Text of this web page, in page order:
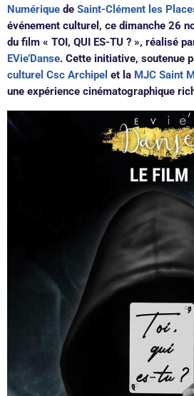
Numérique de Saint-Clément les
événement culturel, ce dimanche 26
du film « TOI, QUI ES-TU ? », réalisé
EVie’Danse. Cette initiative, soutenue
culturel Csc Archipel et la MJC Saint
une expérience cinématographique